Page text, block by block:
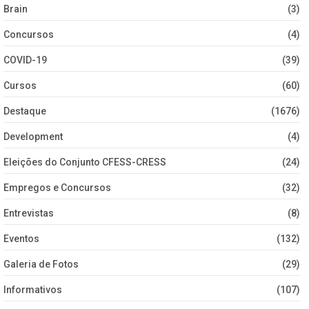
Brain (3)
Concursos (4)
COVID-19 (39)
Cursos (60)
Destaque (1676)
Development (4)
Eleições do Conjunto CFESS-CRESS (24)
Empregos e Concursos (32)
Entrevistas (8)
Eventos (132)
Galeria de Fotos (29)
Informativos (107)